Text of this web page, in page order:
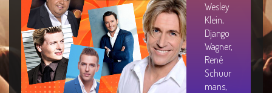
Wesley
Klein,
Django
Wagner,
René
Schuur
mans,